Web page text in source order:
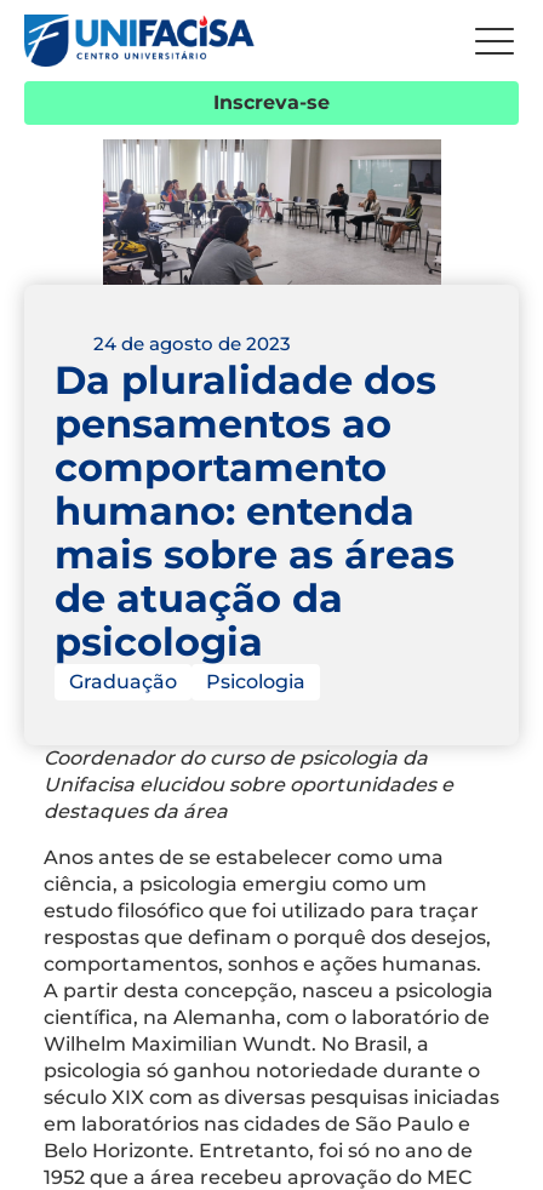
Inscreva-se
24 de agosto de 2023
Da pluralidade dos
pensamentos ao
comportamento
humano: entenda
mais sobre as áreas
de atuação da
psicologia
Graduação Psicologia
Coordenador do curso de psicologia da
Unifacisa elucidou sobre oportunidades e
destaques da área
Anos antes de se estabelecer como uma
ciência, a psicologia emergiu como um
estudo filosófico que foi utilizado para traçar
respostas que definam o porquê dos desejos,
comportamentos, sonhos e ações humanas.
A partir desta concepção, nasceu a psicologia
científica, na Alemanha, com o laboratório de
Wilhelm Maximilian Wundt. No Brasil, a
psicologia só ganhou notoriedade durante o
século XIX com as diversas pesquisas iniciadas
em laboratórios nas cidades de São Paulo e
Belo Horizonte. Entretanto, foi só no ano de
1952 que a área recebeu aprovação do MEC